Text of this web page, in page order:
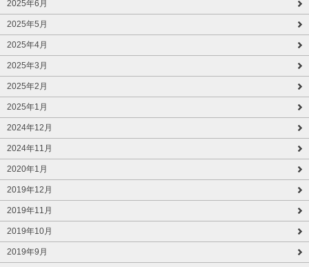
2025年6月
2025年5月
2025年4月
2025年3月
2025年2月
2025年1月
2024年12月
2024年11月
2020年1月
2019年12月
2019年11月
2019年10月
2019年9月